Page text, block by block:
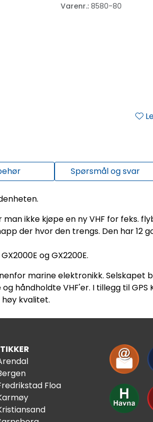
Varenr.: 8580-80
Spørsmål og svar
ikke kjøpe en ny VHF for feks.
der hvor den trengs. Den har 12
og GX2200E.
marine elektronikk. Selskapet
håndholdte VHF'er. I tillegg til
kvalitet.
Floa